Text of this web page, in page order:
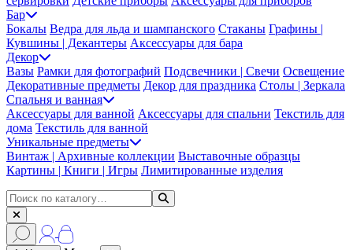
Бар
Бокалы Ведра для льда и шампанского Стаканы Графины |
Кувшины | Декантеры Аксессуары для бара
Декор
Вазы Рамки для фотографий Подсвечники | Свечи Освещение
Декоративные предметы Декор для праздника Столы | Зеркала
Спальня и ванная
Аксессуары для ванной Аксессуары для спальни Текстиль для
дома Текстиль для ванной
Уникальные предметы
Винтаж | Архивные коллекции Выставочные образцы
Картины | Книги | Игры Лимитированные изделия